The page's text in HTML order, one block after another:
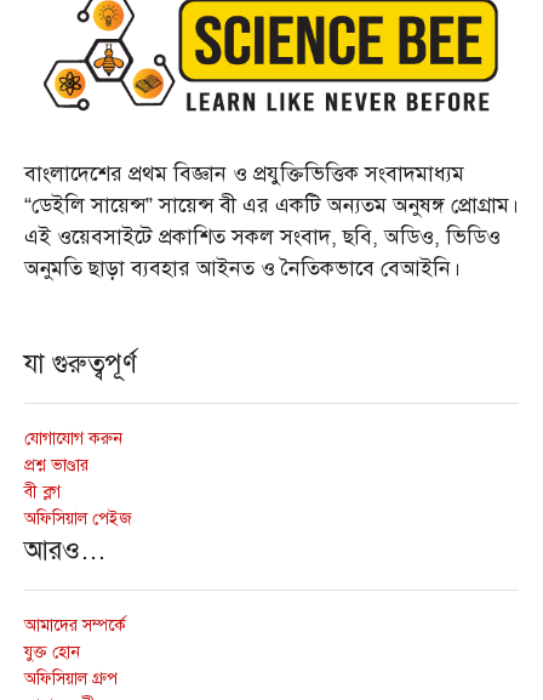
বাংলাদেশের প্রথম বিজ্ঞান ও প্রযুক্তিভিত্তিক সংবাদমাধ্যম
“ডেইলি সায়েন্স” সায়েন্স বী এর একটি অন্যতম অনুষঙ্গ প্রোগ্রাম।
এই ওয়েবসাইটে প্রকাশিত সকল সংবাদ, ছবি, অডিও, ভিডিও
অনুমতি ছাড়া ব্যবহার আইনত ও নৈতিকভাবে বেআইনি।
যা গুরুত্বপূর্ণ
যোগাযোগ করুন
প্রশ্ন ভাণ্ডার
বী ব্লগ
অফিসিয়াল পেইজ
আরও…
আমাদের সম্পর্কে
যুক্ত হোন
অফিসিয়াল গ্রুপ